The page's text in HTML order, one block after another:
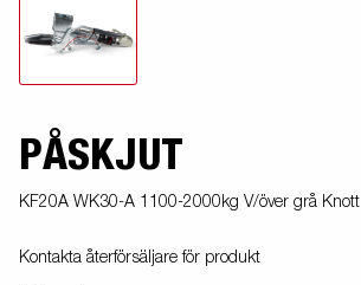
PÅSKJUT
KF20A WK30-A 1100-2000kg V/över grå Knott
Kontakta återförsäljare för produkt